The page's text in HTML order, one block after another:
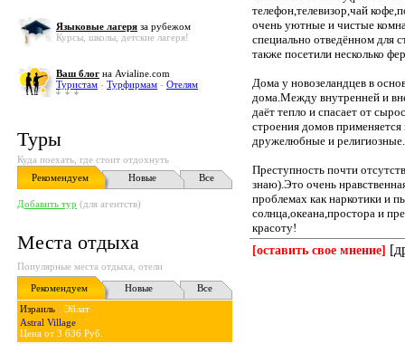
Языковые лагеря за рубежом
Курсы, школы, детские лагеря!
Ваш блог на Avialine.com
Туристам - Турфирмам - Отелям
Туры
Куда поехать, где стоит отдохнуть
Рекомендуем
Новые Все
Добавить тур (для агентств)
Места отдыха
Популярные места отдыха, отели
Рекомендуем
Новые
Все
Израиль - Эйлат
Astral Village
Цена от 3 636 Руб.
телефон,телевизор,чай
очень уютные и чистые
специально отведённом для
также посетили несколько
Дома у новозеландцев в
дома.Между внутренней и
даёт тепло и спасает от
строения домов
дружелюбные и религиозные.
Преступность почти
знаю).Это очень
проблемах как наркотики и
солнца,океана,простора и
красоту!
[оставить свое мнение]